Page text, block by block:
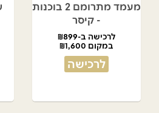
מעמד מתרומם 2 בוכנות
- קיסר
לרכישה ב-₪899
במקום ₪1,600
לרכישה